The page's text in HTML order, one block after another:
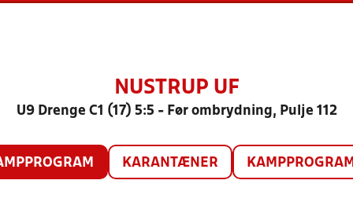
NUSTRUP UF
U9 Drenge C1 (17) 5:5 - Før ombrydning, Pulje 112
KARANTÆNER